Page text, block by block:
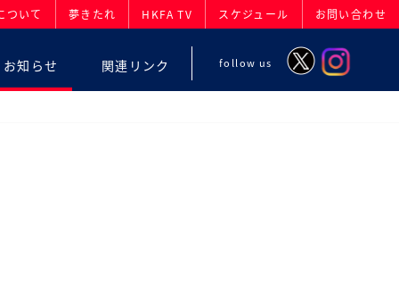
ついて 夢きたれ HKFA TV スケジュール お問い合わせ
お知らせ 関連リンク follow us